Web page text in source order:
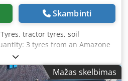
Skambinti
tractor tyres, soil
3 tyres from an Amazone
Ø 40 mm - Dimensions: Ø 750
- Weight: 51 kg each Chjdpfx
Mažas skelbimas